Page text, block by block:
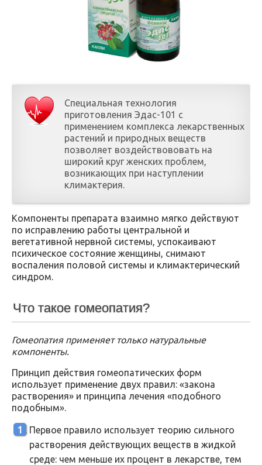
Специальная технология
приготовления Эдас-101 с
применением комплекса лекарственных
растений и природных веществ
позволяет воздействововать на
широкий круг женских проблем,
возникающих при наступлении
климактерия.
Компоненты препарата взаимно мягко действуют
по исправлению работы центральной и
вегетативной нервной системы, успокаивают
психическое состояние женщины, снимают
воспаления половой системы и климактерический
синдром.
Что такое гомеопатия?
Гомеопатия применяет только натуральные
компоненты.
Принцип действия гомеопатических форм
использует применение двух правил: «закона
растворения» и принципа лечения «подобного
подобным».
Первое правило использует теорию сильного
растворения действующих веществ в жидкой
среде: чем меньше их процент в лекарстве, тем